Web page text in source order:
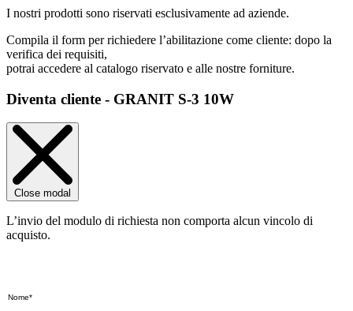
I nostri prodotti sono riservati esclusivamente ad aziende.
Compila il form per richiedere l’abilitazione come cliente: dopo la
verifica dei requisiti,
potrai accedere al catalogo riservato e alle nostre forniture.
Diventa cliente - GRANIT S-3 10W
Close modal
L’invio del modulo di richiesta non comporta alcun vincolo di
acquisto.